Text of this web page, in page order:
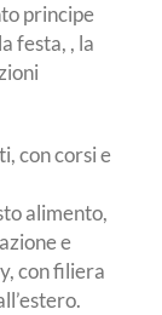
principe
festa, , la
con corsi e
alimento,
e
con filiera